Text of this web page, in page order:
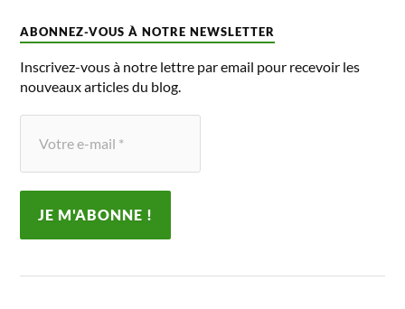
ABONNEZ-VOUS À NOTRE NEWSLETTER
Inscrivez-vous à notre lettre par email pour recevoir les
nouveaux articles du blog.